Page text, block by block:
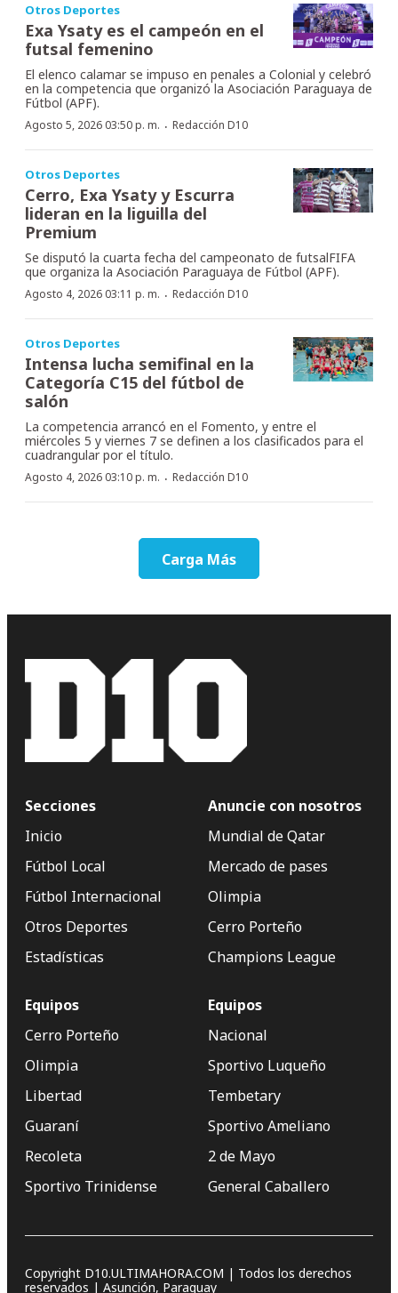
Otros Deportes
Exa Ysaty es el campeón en el
futsal femenino
El elenco calamar se impuso en penales a Colonial y celebró
en la competencia que organizó la Asociación Paraguaya de
Fútbol (APF).
Agosto 5, 2026 03:50 p. m. · Redacción D10
Otros Deportes
Cerro, Exa Ysaty y Escurra
lideran en la liguilla del
Premium
Se disputó la cuarta fecha del campeonato de futsalFIFA
que organiza la Asociación Paraguaya de Fútbol (APF).
Agosto 4, 2026 03:11 p. m. · Redacción D10
Otros Deportes
Intensa lucha semifinal en la
Categoría C15 del fútbol de
salón
La competencia arrancó en el Fomento, y entre el
miércoles 5 y viernes 7 se definen a los clasificados para el
cuadrangular por el título.
Agosto 4, 2026 03:10 p. m. · Redacción D10
Carga Más
Secciones
Inicio
Fútbol Local
Fútbol Internacional
Otros Deportes
Estadísticas
Anuncie con nosotros
Mundial de Qatar
Mercado de pases
Olimpia
Cerro Porteño
Champions League
Equipos
Cerro Porteño
Olimpia
Libertad
Guaraní
Recoleta
Sportivo Trinidense
Equipos
Nacional
Sportivo Luqueño
Tembetary
Sportivo Ameliano
2 de Mayo
General Caballero
Copyright D10.ULTIMAHORA.COM | Todos los derechos
reservados | Asunción, Paraguay